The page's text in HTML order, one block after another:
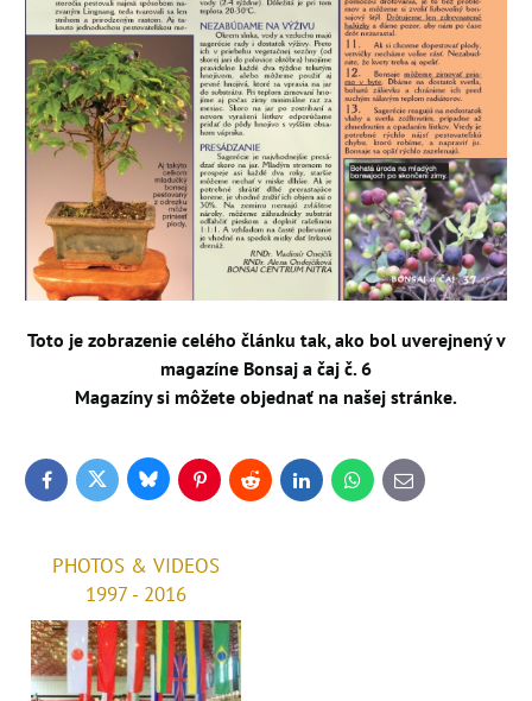
Toto je zobrazenie celého článku tak, ako bol uverejnený v
magazíne Bonsaj a čaj č. 6
Magazíny si môžete objednať na našej stránke.
FacebookTwitter BlueskyPinterestReddit LinkedInWhatsApp
E-
mail
PHOTOS & VIDEOS
1997 - 2016